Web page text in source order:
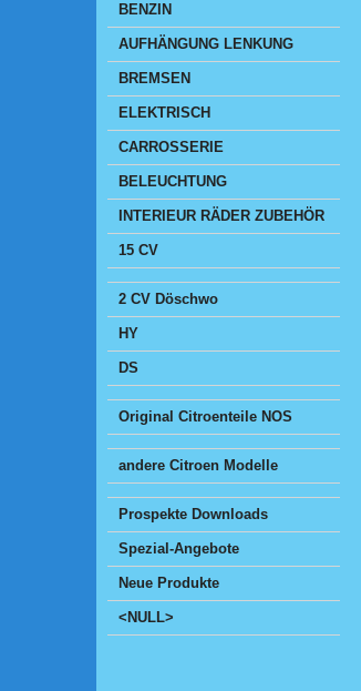
BENZIN
AUFHÄNGUNG LENKUNG
BREMSEN
ELEKTRISCH
CARROSSERIE
BELEUCHTUNG
INTERIEUR RÄDER ZUBEHÖR
15 CV
2 CV Döschwo
HY
DS
Original Citroenteile NOS
andere Citroen Modelle
Prospekte Downloads
Spezial-Angebote
Neue Produkte
<NULL>